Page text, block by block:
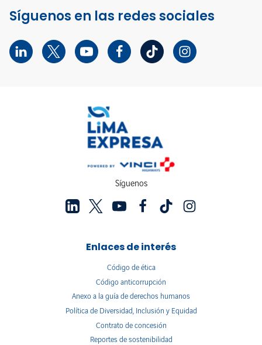
Síguenos en las redes sociales
Síguenos
Enlaces de interés
Código de ética
Código anticorrupción
Anexo a la guía de derechos humanos
Política de Diversidad, Inclusión y Equidad
Contrato de concesión
Reportes de sostenibilidad